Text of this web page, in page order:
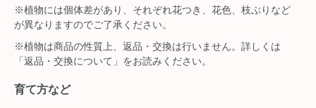
※植物には個体差があり、それぞれ花つき、花色、枝ぶりなど
が異なりますのでご了承ください。
※植物は商品の性質上、返品・交換は行いません。詳しくは
「返品・交換について」をお読みください。
育て方など